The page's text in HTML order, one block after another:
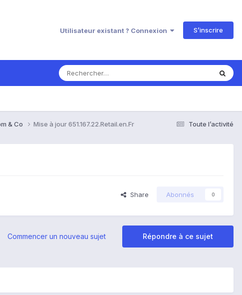
Utilisateur existant ? Connexion S’inscrire
Toute l’activité
& Co Mise à jour 651.167.22.Retail.en.Fr
Share Abonnés 0
Répondre à ce sujet
Commencer un nouveau sujet